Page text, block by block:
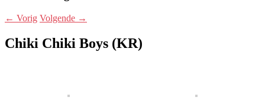
← Vorig Volgende →
Chiki Chiki Boys (KR)